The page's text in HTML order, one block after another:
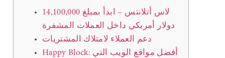
لاس أتلانتس – ابدأ بمبلغ 14,100,000
دولار أمريكي داخل العملات المشفرة
دعم العملاء لامتلاك المشتريات
Happy Block: أفضل مواقع الويب التي